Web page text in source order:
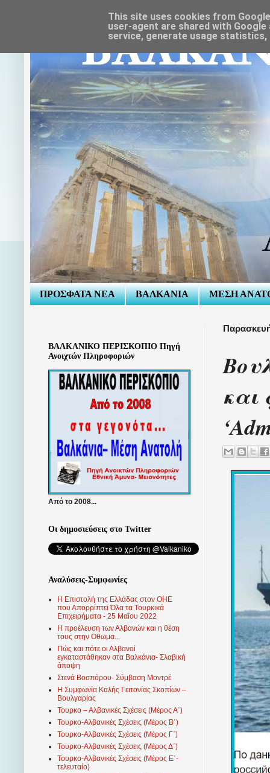
ΠΡΟΣΦΑΤΑ ΝΕΑ ΒΑΛΚΑΝΙΑ ΜΕΣΗ
και
ΒΑΛΚΑΝΙΚΟ ΠΕΡΙΣΚΟΠΙΟ Πηγή
Ανοιχτών Πληροφοριών
Από το 2008...
Οι δημοσιεύσεις στο Twitter
Αναλύσεις-Συμφωνίες
Η Επιστολή της Ελλάδας στον ΟΗΕ
που Απορρίπτει Όλα τα Τουρκικά
Επιχειρήματα - 25 Μαΐου 2022
Η προέλευση των Αλβανών και η θέση
τους στην Οθωμα...
Πώς και πότε οι Αλβανοί
εγκαταστάθηκαν στα Βαλκάνια- Σλαβική
άποψη
Στενά Βοσπόρου- Σύμβαση Μοντρέ
Η Συμφωνία Καλής Γειτονίας Σκοπίων –
Βουλγαρίας
Τουρκο – Αλβανικές Σχέσεις (Mέρος Α΄)
Τουρκο-Αλβανικές Σχέσεις (Μέρος Β΄)
Τουρκο-Αλβανικές Σχέσεις (Μέρος Γ΄)
Τουρκο-Αλβανικές Σχέσεις (Μέρος Δ΄)
Τουρκο-Αλβανικές Σχέσεις (Μέρος Ε΄-
τελευταίο)
This site uses cookies from
user-agent are shared with
service, generate usage statistics,